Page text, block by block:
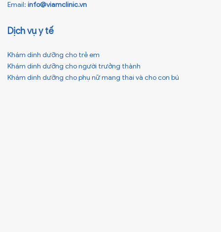
Email: info@viamclinic.vn
Dịch vụ y tế
Khám dinh dưỡng cho trẻ em
Khám dinh dưỡng cho người trưởng thành
Khám dinh dưỡng cho phụ nữ mang thai và cho con bú